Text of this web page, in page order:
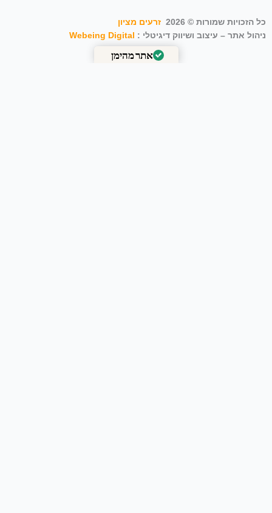
כל הזכויות שמורות © 2026
זרעים מציון
ניהול אתר – עיצוב ושיווק דיגיטלי : Webeing Digital
אתר מהימן